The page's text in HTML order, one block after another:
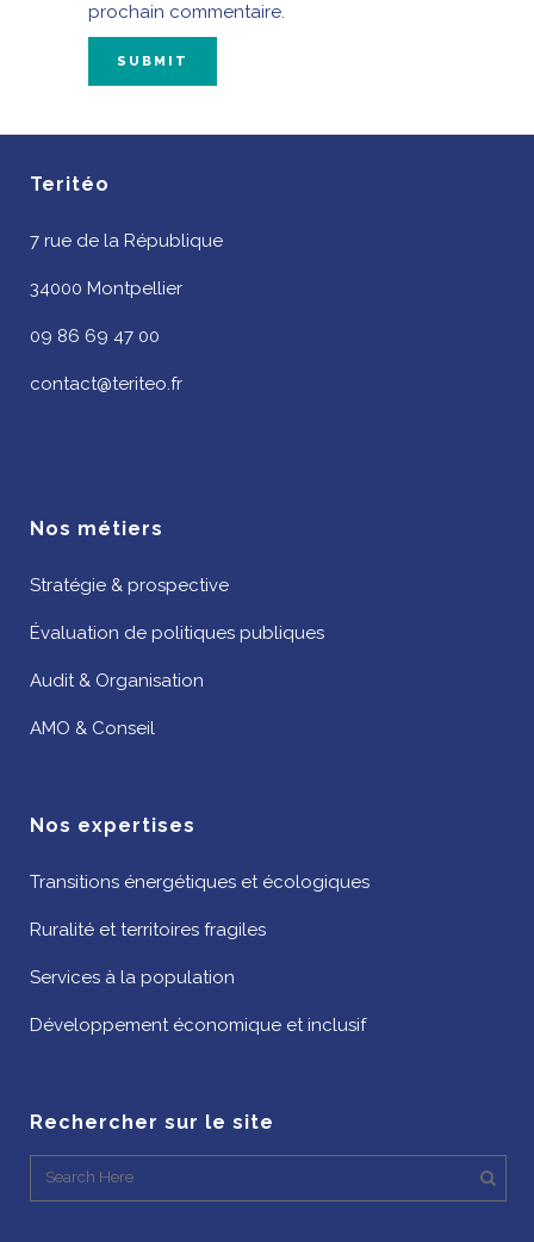
prochain commentaire.
Teritéo
7 rue de la République
34000 Montpellier
09 86 69 47 00
contact@teriteo.fr
Nos métiers
Stratégie & prospective
Évaluation de politiques publiques
Audit & Organisation
AMO & Conseil
Nos expertises
Transitions énergétiques et écologiques
Ruralité et territoires fragiles
Services à la population
Développement économique et inclusif
Rechercher sur le site